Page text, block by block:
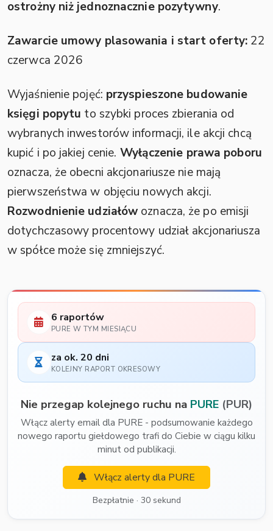
ostrożny niż jednoznacznie pozytywny.
Zawarcie umowy plasowania i start oferty: 22
czerwca 2026
Wyjaśnienie pojęć: przyspieszone budowanie
księgi popytu to szybki proces zbierania od
wybranych inwestorów informacji, ile akcji chcą
kupić i po jakiej cenie. Wyłączenie prawa poboru
oznacza, że obecni akcjonariusze nie mają
pierwszeństwa w objęciu nowych akcji.
Rozwodnienie udziałów oznacza, że po emisji
dotychczasowy procentowy udział akcjonariusza
w spółce może się zmniejszyć.
6 raportów
PURE W TYM MIESIĄCU
za ok. 20 dni
KOLEJNY RAPORT OKRESOWY
Nie przegap kolejnego ruchu na PURE (PUR)
Włącz alerty email dla PURE - podsumowanie każdego
nowego raportu giełdowego trafi do Ciebie w ciągu kilku
minut od publikacji.
Włącz alerty dla PURE
Bezpłatnie · 30 sekund